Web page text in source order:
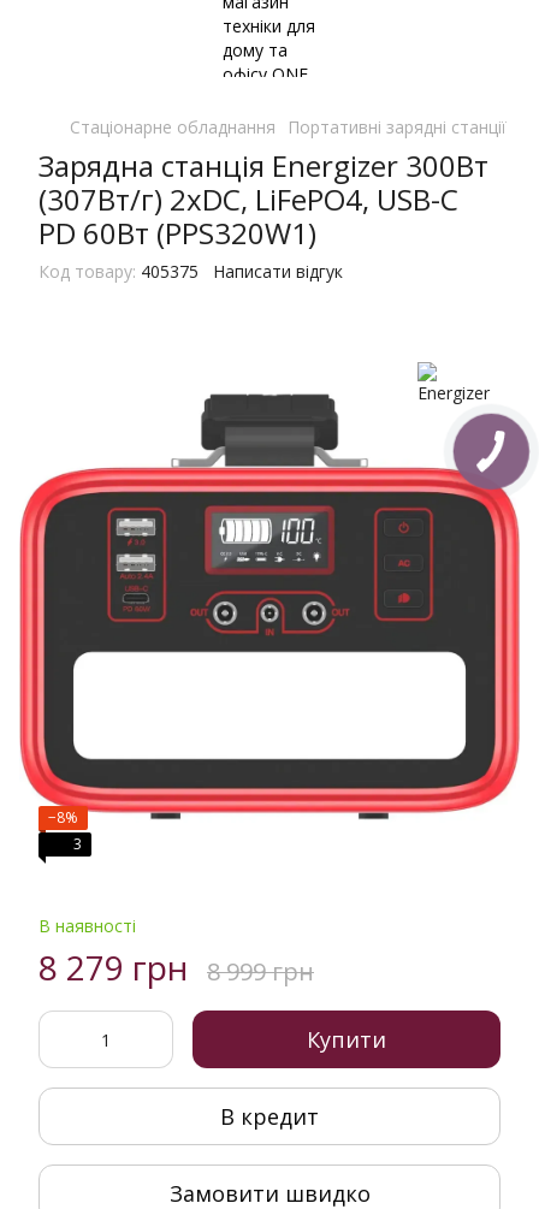
Стаціонарне обладнання Портативні зарядні станції
Зарядна станція Energizer 300Вт
(307Вт/г) 2xDC, LiFePO4, USB-C
PD 60Вт (PPS320W1)
Код товару: 405375 Написати відгук
−8%
3
В наявності
8 279 грн 8 999 грн
Купити
В кредит
Замовити швидко